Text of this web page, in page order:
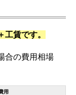
賃です。
合の費用相場
用